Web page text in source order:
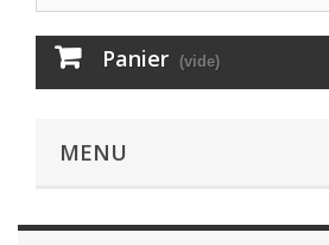
Panier (vide)
MENU